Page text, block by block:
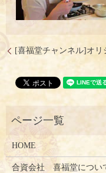
[喜福堂チャンネル]オ
HOME
合資会社 喜福堂につい